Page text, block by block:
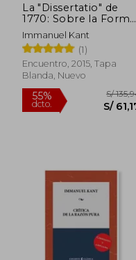
La "Dissertatio" de
1770: Sobre la Forma
y los Principios del
Mundo Sensible y del
Inteligible
Immanuel Kant
(1)
Encuentro, 2015, Tapa
Blanda, Nuevo